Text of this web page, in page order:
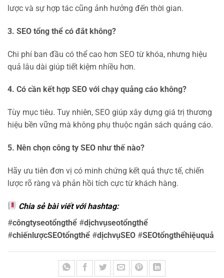
lược và sự hợp tác cũng ảnh hưởng đến thời gian.
3. SEO tổng thể có đắt không?
Chi phí ban đầu có thể cao hơn SEO từ khóa, nhưng hiệu
quả lâu dài giúp tiết kiệm nhiều hơn.
4. Có cần kết hợp SEO với chạy quảng cáo không?
Tùy mục tiêu. Tuy nhiên, SEO giúp xây dựng giá trị thương
hiệu bền vững mà không phụ thuộc ngân sách quảng cáo.
5. Nên chọn công ty SEO như thế nào?
Hãy ưu tiên đơn vị có minh chứng kết quả thực tế, chiến
lược rõ ràng và phản hồi tích cực từ khách hàng.
Chia sẻ bài viết với hashtag:
#côngtyseotổngthể #dịchvụseotổngthể
#chiếnlượcSEOtổngthể #dịchvụSEO #SEOtổngthểhiệuquả